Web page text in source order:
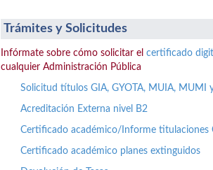
Trámites y Solicitudes
Infórmate sobre cómo solicitar el certificado
cualquier Administración Pública
Solicitud títulos GIA, GYOTA, MUIA, MUMI
Acreditación Externa nivel B2
Certificado académico/Informe titulaciones
Certificado académico planes extinguidos